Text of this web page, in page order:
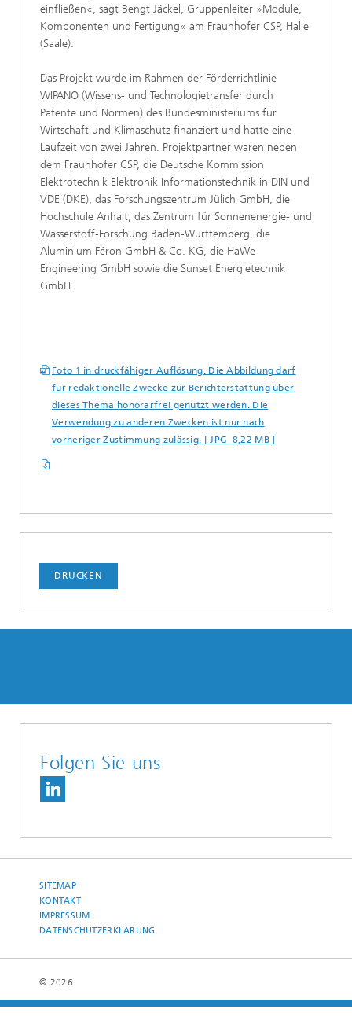
einfließen«, sagt Bengt Jäckel, Gruppenleiter »Module,
Komponenten und Fertigung« am Fraunhofer CSP, Halle
(Saale).
Das Projekt wurde im Rahmen der Förderrichtlinie
WIPANO (Wissens- und Technologietransfer durch
Patente und Normen) des Bundesministeriums für
Wirtschaft und Klimaschutz finanziert und hatte eine
Laufzeit von zwei Jahren. Projektpartner waren neben
dem Fraunhofer CSP, die Deutsche Kommission
Elektrotechnik Elektronik Informationstechnik in DIN und
VDE (DKE), das Forschungszentrum Jülich GmbH, die
Hochschule Anhalt, das Zentrum für Sonnenenergie- und
Wasserstoff-Forschung Baden-Württemberg, die
Aluminium Féron GmbH & Co. KG, die HaWe
Engineering GmbH sowie die Sunset Energietechnik
GmbH.
Foto 1 in druckfähiger Auflösung. Die Abbildung darf
für redaktionelle Zwecke zur Berichterstattung über
dieses Thema honorarfrei genutzt werden. Die
Verwendung zu anderen Zwecken ist nur nach
vorheriger Zustimmung zulässig. [ JPG 8,22 MB ]
DRUCKEN
Folgen Sie uns
SITEMAP
KONTAKT
IMPRESSUM
DATENSCHUTZERKLÄRUNG
© 2026